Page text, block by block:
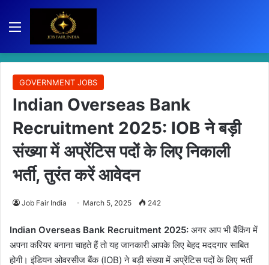
GOVERNMENT JOBS
Indian Overseas Bank
Recruitment 2025: IOB ने बड़ी
संख्या में अप्रेंटिस पदों के लिए निकाली
भर्ती, तुरंत करें आवेदन
Job Fair India March 5, 2025 242
Indian Overseas Bank Recruitment 2025: अगर आप भी बैंकिंग में
अपना करियर बनाना चाहते हैं तो यह जानकारी आपके लिए बेहद मददगार साबित
होगी। इंडियन ओवरसीज बैंक (IOB) ने बड़ी संख्या में अप्रेंटिस पदों के लिए भर्ती